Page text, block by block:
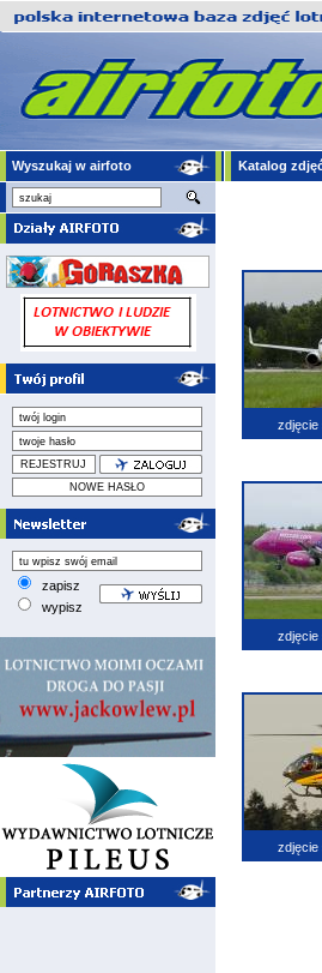
Wyszukaj w airfoto Katalog
zapisz
wypisz
zdjęcie
zdjęcie
zdjęcie